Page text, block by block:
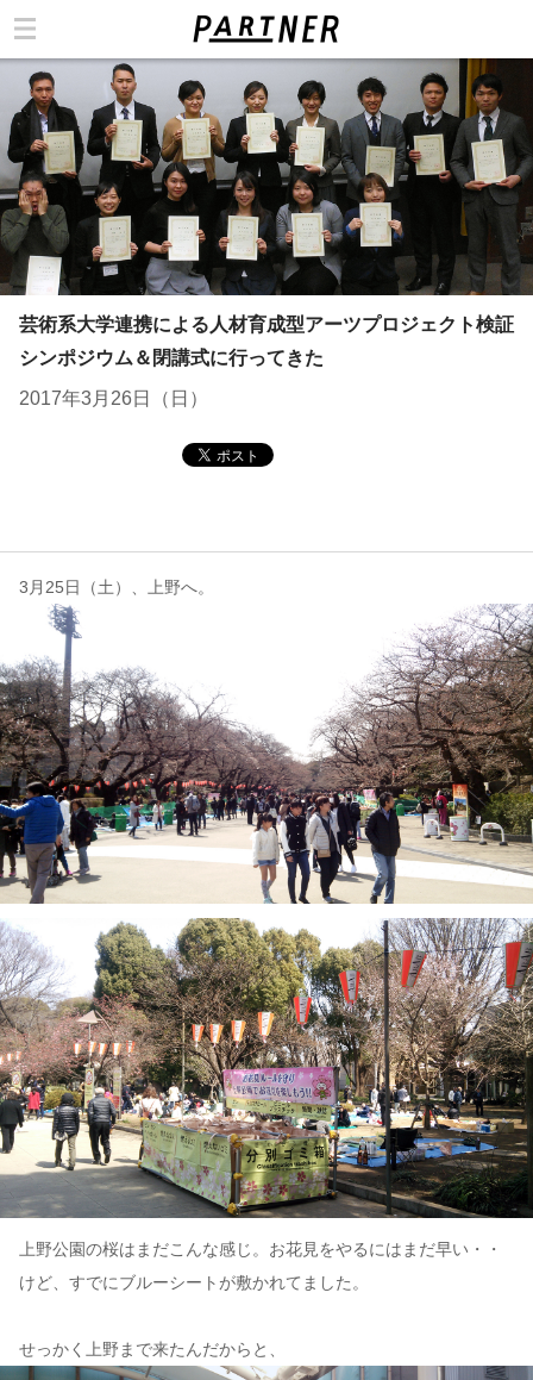
芸術系大学連携による人材育成型アーツプロジェクト検証
シンポジウム＆閉講式に行ってきた
2017年3月26日（日）
3月25日（土）、上野へ。
上野公園の桜はまだこんな感じ。お花見をやるにはまだ早い・・
けど、すでにブルーシートが敷かれてました。
せっかく上野まで来たんだからと、
カテゴリ
コンテンツ
このサイトについて
運営会社
お問い合わせ